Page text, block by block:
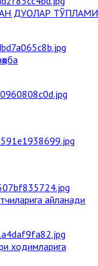
ДУОЛАР ТЎПЛАМИ
айланади
ходимларига